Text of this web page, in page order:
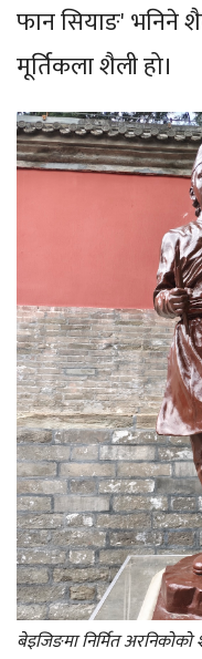
फान सियाङ' भनिने
मूर्तिकला शैली हो।
बेइजिङमा निर्मित